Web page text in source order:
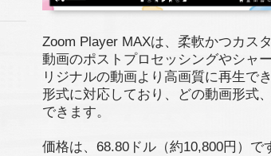
Zoom Player MAXは、柔軟かつカス
動画のポストプロセッシングやシャ
リジナルの動画より高画質に再生で
形式に対応しており、どの動画形式
できます。
価格は、68.80ドル（約10,800円）で